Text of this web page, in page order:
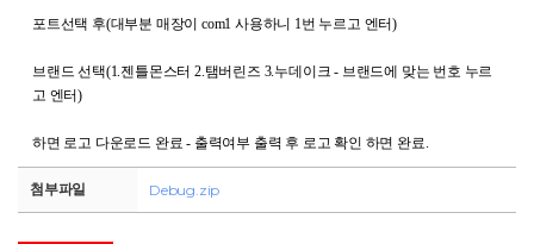
포트선택 후(대부분 매장이 com1 사용하니 1번 누르고 엔터)
브랜드 선택(1.젠틀몬스터 2.탬버린즈 3.누데이크 - 브랜드에 맞는 번호 누르
고 엔터)
하면 로고 다운로드 완료 - 출력여부 출력 후 로고 확인 하면 완료.
첨부파일 Debug.zip